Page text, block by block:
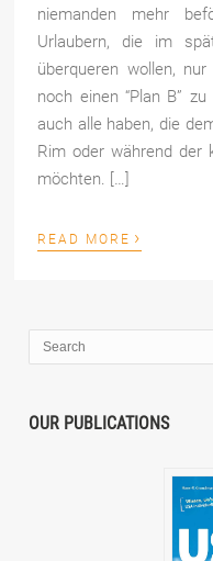
niemanden mehr
Urlaubern, die im
überqueren wollen,
noch einen “Plan B”
auch alle haben, die
Rim oder während der
möchten. […]
READ MORE ›
OUR PUBLICATIONS